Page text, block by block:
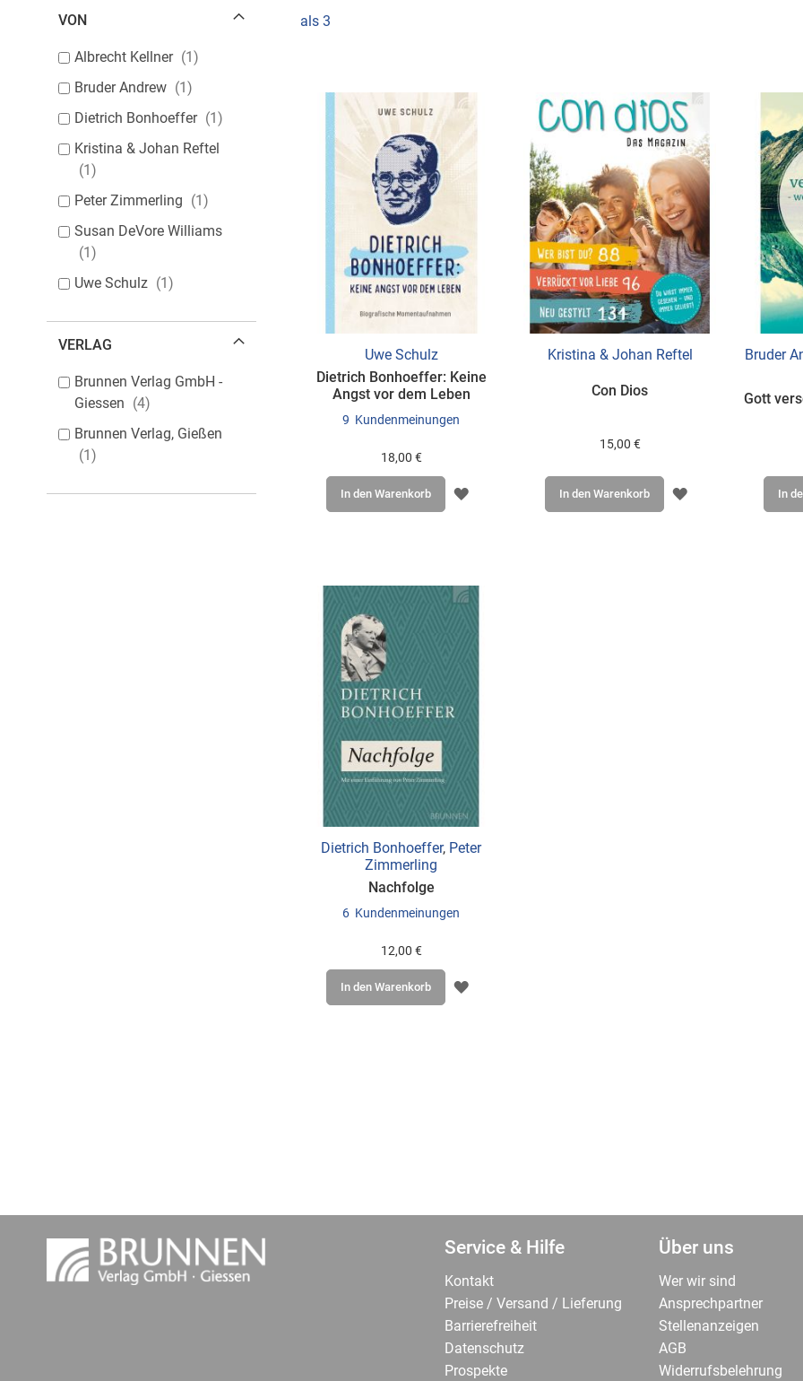
als 3
Uwe Schulz
Dietrich Bonhoeffer: Keine
Angst vor dem Leben
9 Kundenmeinungen
18,00 €
In den Warenkorb ZUR
Kristina & Johan Reftel
Con Dios
15,00 €
In den Warenkorb ZUR
Bruder
Gott
In
Dietrich Bonhoeffer, Peter
Zimmerling
Nachfolge
6 Kundenmeinungen
12,00 €
In den Warenkorb ZUR
VON
Albrecht Kellner
1
Bruder Andrew
1
Dietrich Bonhoeffer
1
Kristina & Johan Reftel
1
Peter Zimmerling
1
Susan DeVore Williams
1
Uwe Schulz
1
VERLAG
Brunnen Verlag GmbH -
Giessen
4
Brunnen Verlag, Gießen
1
Service & Hilfe
Kontakt
Preise / Versand / Lieferung
Barrierefreiheit
Datenschutz
Prospekte
Über uns
Wer wir sind
Ansprechpartner
Stellenanzeigen
AGB
Widerrufsbelehrung